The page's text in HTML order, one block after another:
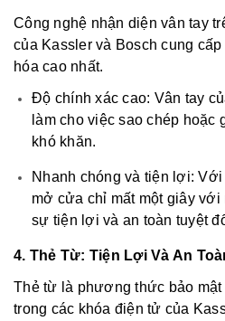
Công nghệ nhận diện vân tay
của Kassler và Bosch cung
hóa cao nhất.
Độ chính xác cao: Vân tay
làm cho việc sao chép hoặc
khó khăn.
Nhanh chóng và tiện lợi:
mở cửa chỉ mất một giây với
sự tiện lợi và an toàn tuyệt
4. Thẻ Từ: Tiện Lợi Và An
Thẻ từ là phương thức bảo
trong các khóa điện tử của